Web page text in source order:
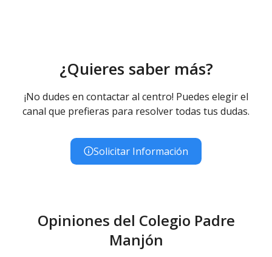
¿Quieres saber más?
¡No dudes en contactar al centro! Puedes elegir el
canal que prefieras para resolver todas tus dudas.
Solicitar Información
Opiniones del Colegio Padre
Manjón